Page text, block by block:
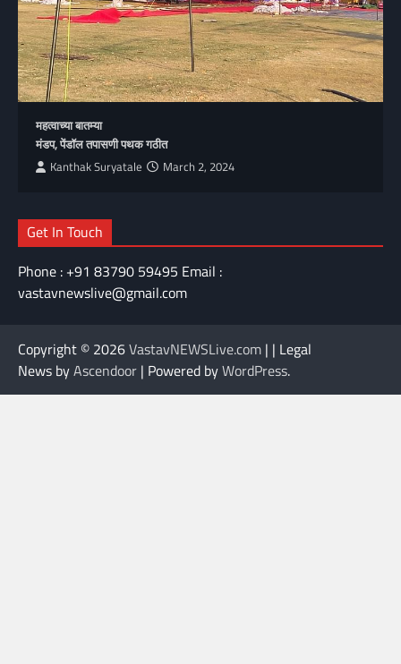
महत्वाच्या बातम्या
मंडप, पेंडॉल तपासणी पथक गठीत
Kanthak Suryatale March 2, 2024
Get In Touch
Phone : +91 83790 59495 Email :
vastavnewslive@gmail.com
Copyright © 2026VastavNEWSLive.com | | Legal
News byAscendoor | Powered byWordPress.